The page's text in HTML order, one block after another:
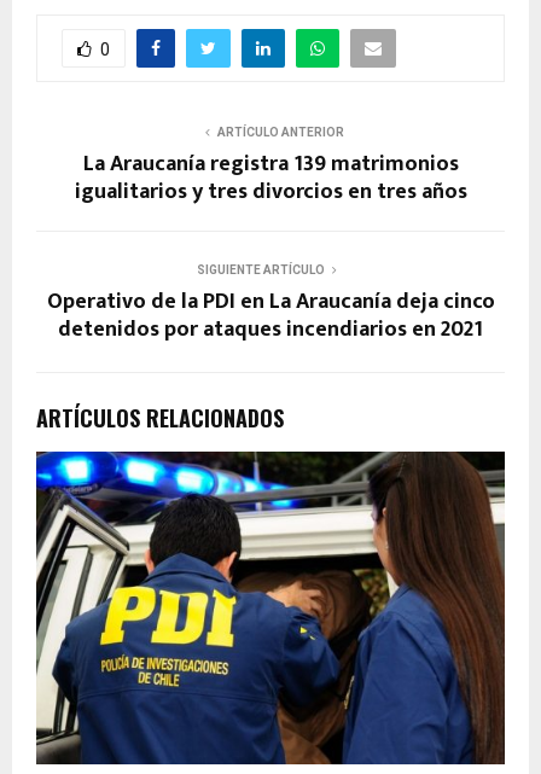
0
ARTÍCULO ANTERIOR
La Araucanía registra 139 matrimonios
igualitarios y tres divorcios en tres años
SIGUIENTE ARTÍCULO
Operativo de la PDI en La Araucanía deja cinco
detenidos por ataques incendiarios en 2021
ARTÍCULOS RELACIONADOS